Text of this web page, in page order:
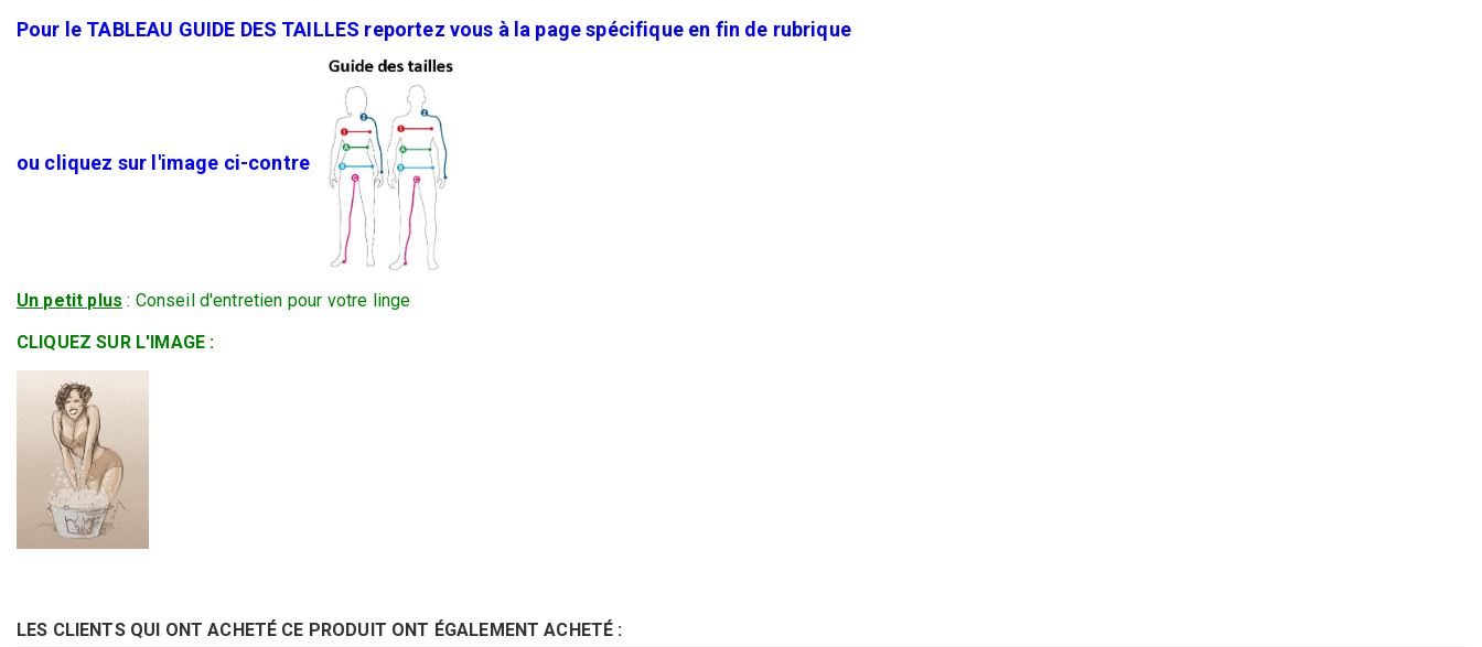
Pour le TABLEAU GUIDE DES TAILLES reportez vous à la page spécifique en fin de rubrique
ou cliquez sur l'image ci-contre
Un petit plus : Conseil d'entretien pour votre linge
CLIQUEZ SUR L'IMAGE :
LES CLIENTS QUI ONT ACHETÉ CE PRODUIT ONT ÉGALEMENT ACHETÉ :